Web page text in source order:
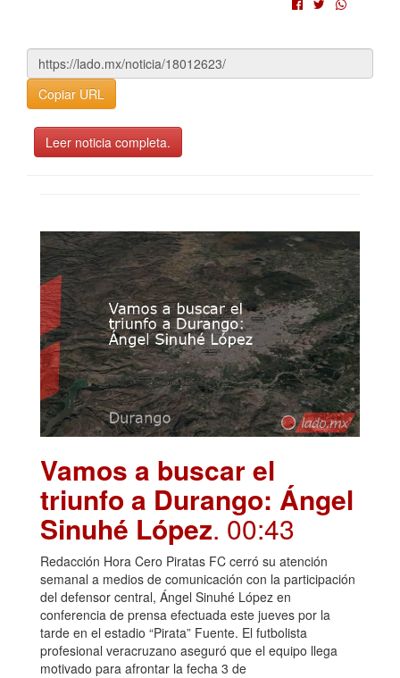
Copiar URL
Leer noticia completa.
Vamos a buscar el
triunfo a Durango: Ángel
Sinuhé López. 00:43
Redacción Hora Cero Piratas FC cerró su atención
semanal a medios de comunicación con la participación
del defensor central, Ángel Sinuhé López en
conferencia de prensa efectuada este jueves por la
tarde en el estadio “Pirata” Fuente. El futbolista
profesional veracruzano aseguró que el equipo llega
motivado para afrontar la fecha 3 de